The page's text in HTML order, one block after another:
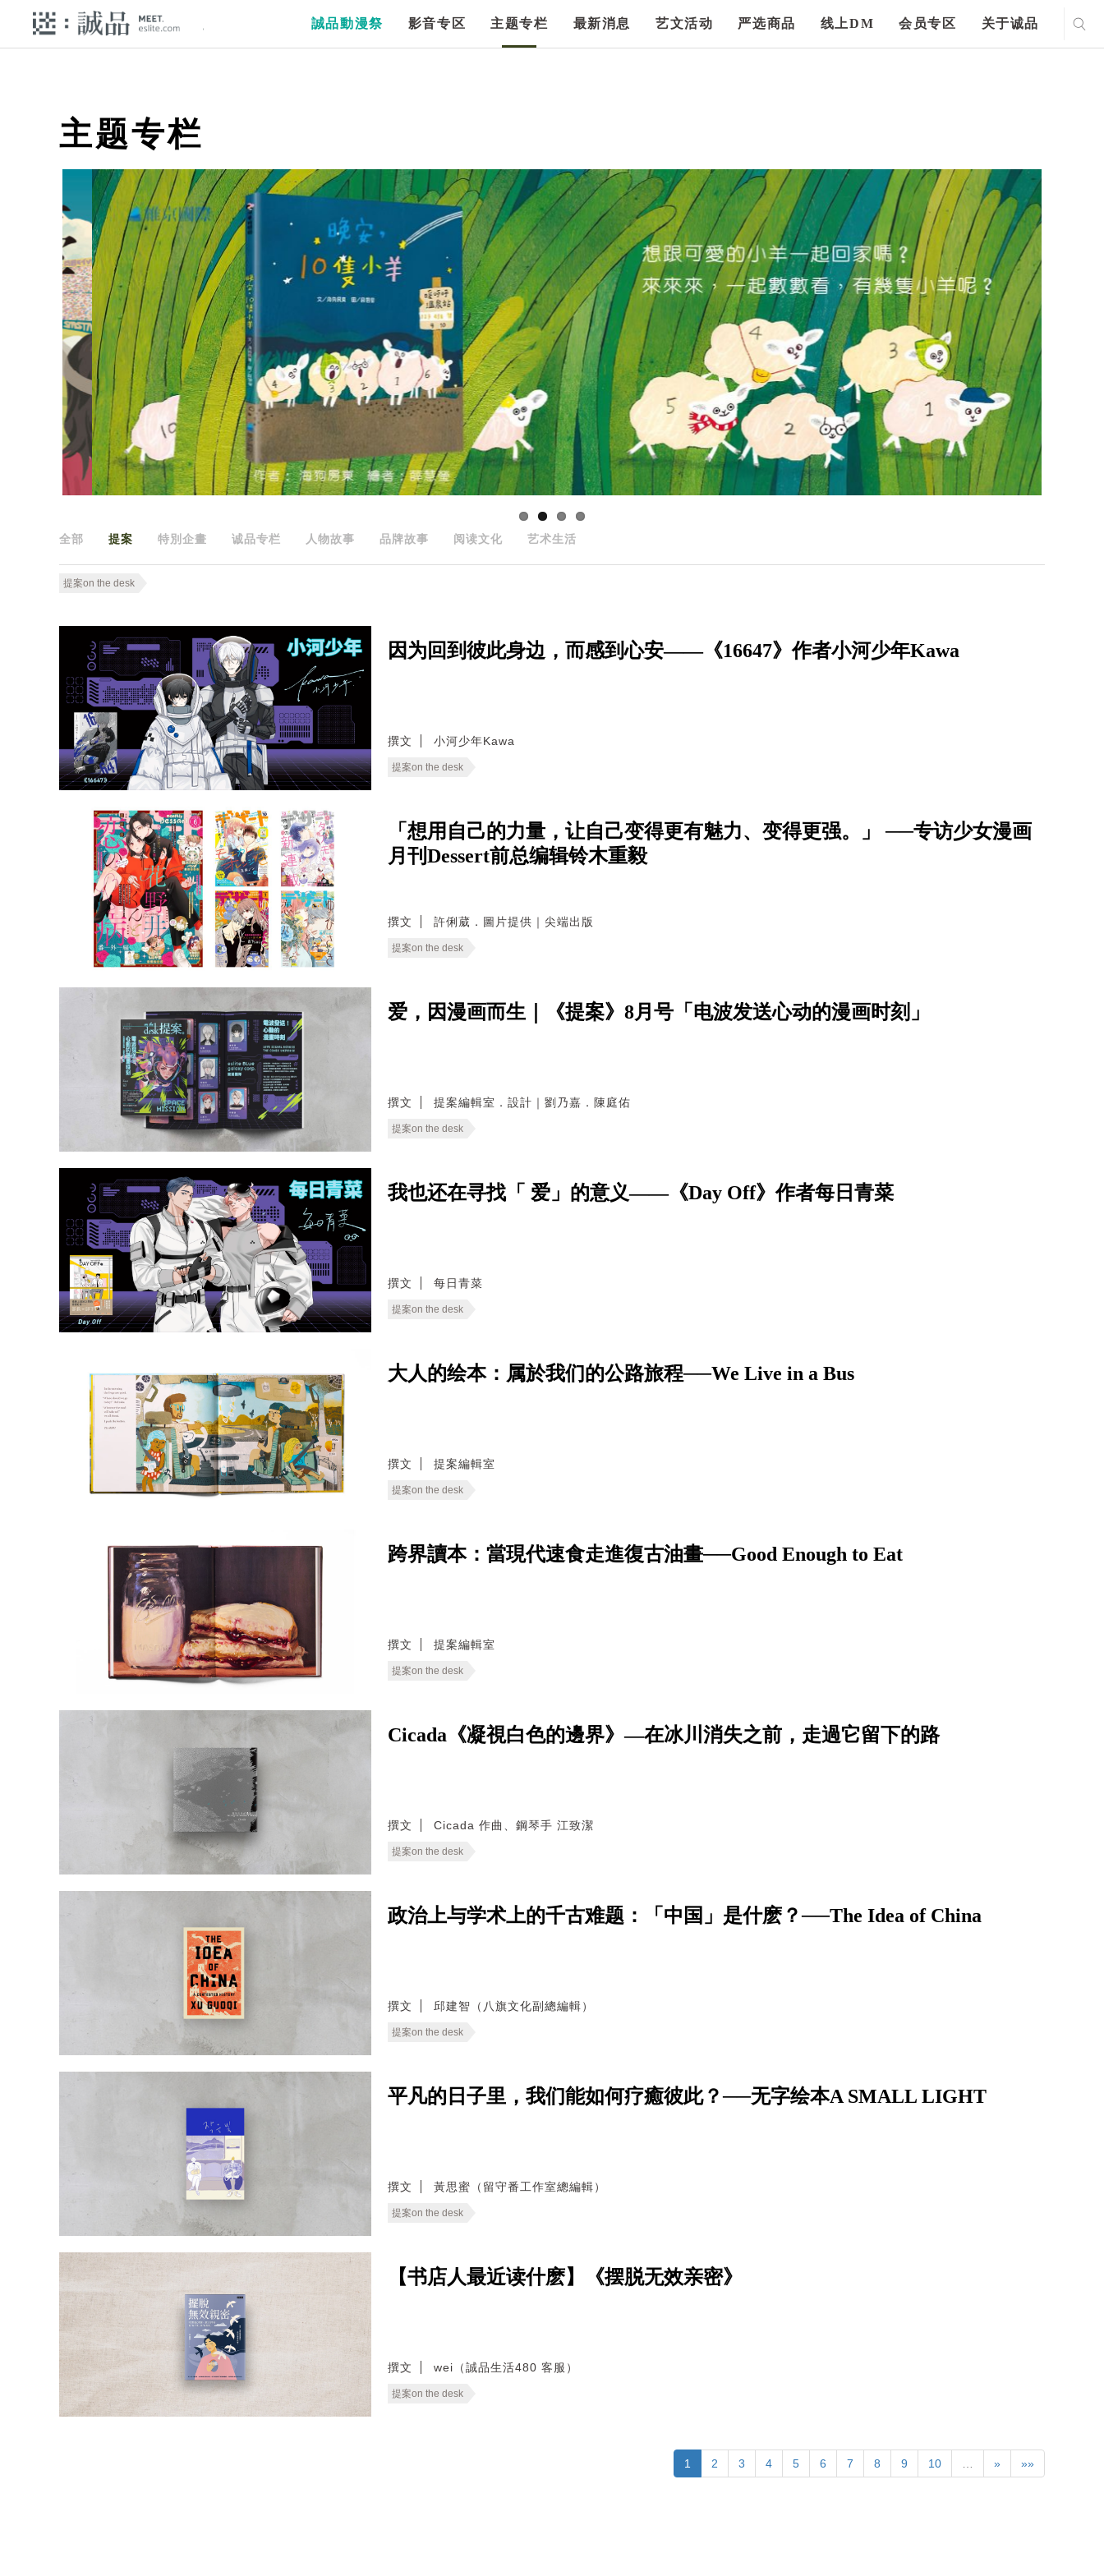
誠品動漫祭 影音专区 主题专栏 最新消息 艺文活动 严选商品 线上DM 会员专区 关于诚品
主题专栏
全部 提案 特別企畫 诚品专栏 人物故事 品牌故事 阅读文化 艺术生活
提案on the desk
因为回到彼此身边，而感到心安——《16647》作者小河少年Kawa
撰文 小河少年Kawa
提案on the desk
「想用自己的力量，让自己变得更有魅力、变得更强。」 ──专访少女漫画
月刊Dessert前总编辑铃木重毅
撰文 許俐葳．圖片提供｜尖端出版
提案on the desk
爱，因漫画而生｜《提案》8月号「电波发送心动的漫画时刻」
撰文 提案編輯室．設計｜劉乃嘉．陳庭佑
提案on the desk
我也还在寻找「 爱」的意义——《Day Off》作者每日青菜
撰文 每日青菜
提案on the desk
大人的绘本：属於我们的公路旅程──We Live in a Bus
撰文 提案編輯室
提案on the desk
跨界讀本：當現代速食走進復古油畫──Good Enough to Eat
撰文 提案編輯室
提案on the desk
Cicada《凝視白色的邊界》—在冰川消失之前，走過它留下的路
撰文 Cicada 作曲、鋼琴手 江致潔
提案on the desk
政治上与学术上的千古难题：「中国」是什麽？──The Idea of China
撰文 邱建智（八旗文化副總編輯）
提案on the desk
平凡的日子里，我们能如何疗癒彼此？──无字绘本A SMALL LIGHT
撰文 黃思蜜（留守番工作室總編輯）
提案on the desk
【书店人最近读什麽】《摆脱无效亲密》
撰文 wei（誠品生活480 客服）
提案on the desk
1 2 3 4 5 6 7 8 9 10 … » »»